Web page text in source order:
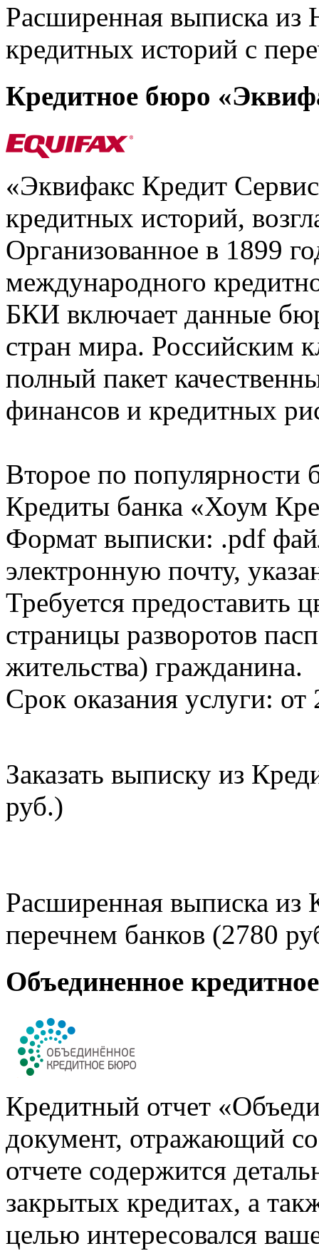
Расширенная выписка из
кредитных историй с
Кредитное бюро
«Эквифакс Кредит
кредитных историй,
Организованное в 1899
международного
БКИ включает данные
стран мира. Российским
полный пакет
финансов и кредитных
Второе по популярности
Кредиты банка «Хоум
Формат выписки: .pdf
электронную почту,
Требуется предоставить
страницы разворотов
жительства) гражданина.
Срок оказания услуги: от
Заказать выписку из
руб.)
Расширенная выписка из
перечнем банков (2780
Объединенное
Кредитный отчет
документ, отражающий
отчете содержится
закрытых кредитах, а
целью интересовался